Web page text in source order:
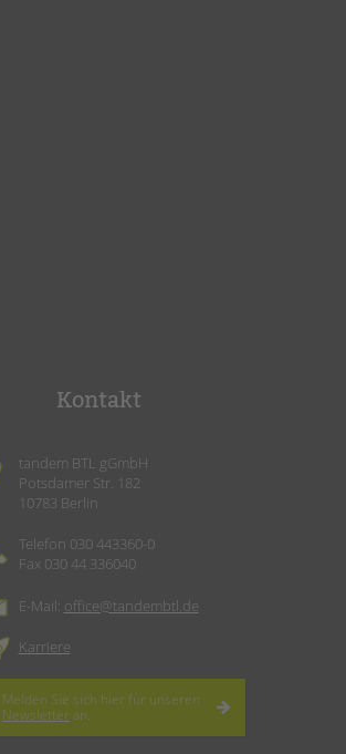
Kontakt
tandem BTL gGmbH
Potsdamer Str. 182
10783 Berlin
Telefon 030 443360-0
Fax 030 44 336040
E-Mail: office@tandembtl.de
Karriere
Melden Sie sich hier für unseren
Newsletter an.